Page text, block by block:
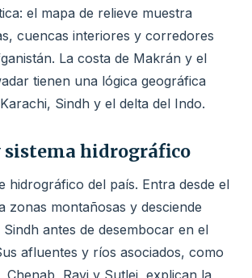
el mapa de relieve muestra
cuencas interiores y corredores
La costa de Makrán y el
tienen una lógica geográfica
Sindh y el delta del Indo.
sistema hidrográfico
hidrográfico del país. Entra desde el
zonas montañosas y desciende
antes de desembocar en el
afluentes y ríos asociados, como